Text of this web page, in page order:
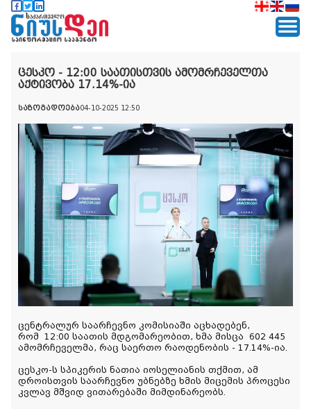
ცესკო - 12:00 საათისთვის ამომრჩეველთა
აქტივობა 17.14%-ია
საზოგადოება04-10-2025 12:50
ცენტრალურ საარჩევნო კომისიაში აცხადებენ,
რომ 12:00 საათის მდგომარეობით, ხმა მისცა 602 445
ამომრჩეველმა, რაც საერთო რაოდენობის - 17.14%-ია.
ცესკო-ს სპიკერის ნათია იოსელიანის თქმით, ამ
დროისთვის საარჩევნო უბნებზე ხმის მიცემის პროცესი
კვლავ მშვიდ ვითარებაში მიმდინარეობს.